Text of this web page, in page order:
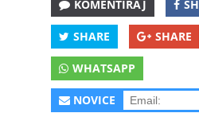
KOMENTIRAJ
SHARE SHARE
WHATSAPP
NOVICE